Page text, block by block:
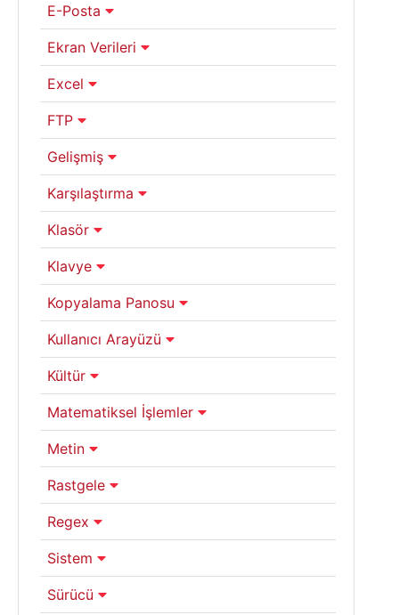
E-Posta
Ekran Verileri
Excel
FTP
Gelişmiş
Karşılaştırma
Klasör
Klavye
Kopyalama Panosu
Kullanıcı Arayüzü
Kültür
Matematiksel İşlemler
Metin
Rastgele
Regex
Sistem
Sürücü